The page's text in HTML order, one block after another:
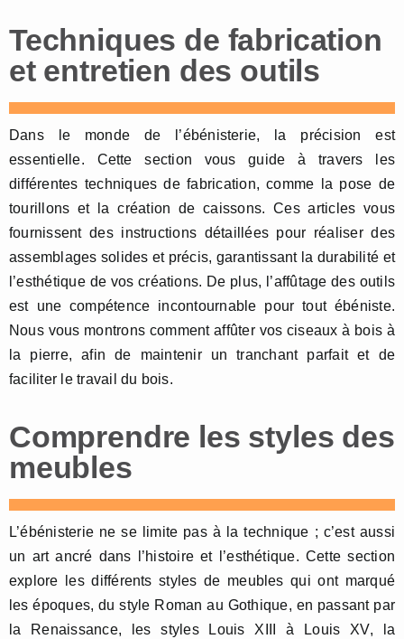
Techniques de fabrication
et entretien des outils
Dans le monde de l’ébénisterie, la précision est
essentielle. Cette section vous guide à travers les
différentes techniques de fabrication, comme la pose de
tourillons et la création de caissons. Ces articles vous
fournissent des instructions détaillées pour réaliser des
assemblages solides et précis, garantissant la durabilité et
l’esthétique de vos créations. De plus, l’affûtage des outils
est une compétence incontournable pour tout ébéniste.
Nous vous montrons comment affûter vos ciseaux à bois à
la pierre, afin de maintenir un tranchant parfait et de
faciliter le travail du bois.
Comprendre les styles des
meubles
L’ébénisterie ne se limite pas à la technique ; c’est aussi
un art ancré dans l’histoire et l’esthétique. Cette section
explore les différents styles de meubles qui ont marqué
les époques, du style Roman au Gothique, en passant par
la Renaissance, les styles Louis XIII à Louis XV, la